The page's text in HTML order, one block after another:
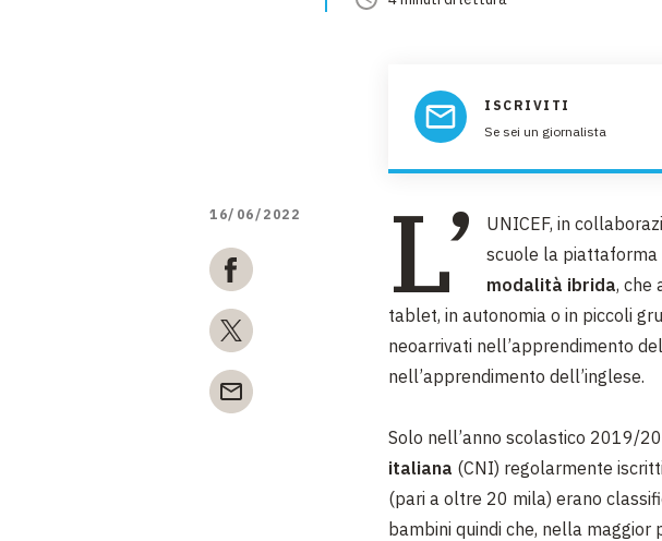
ISCRIVITI
Se sei un giornalista
16/06/2022 L’ UNICEF, in
scuole la piattaforma
modalità ibrida, che
tablet, in autonomia o in piccoli
neoarrivati nell’apprendimento
nell’apprendimento dell’inglese.
Solo nell’anno scolastico 2019/
italiana (CNI) regolarmente
(pari a oltre 20 mila) erano
bambini quindi che, nella